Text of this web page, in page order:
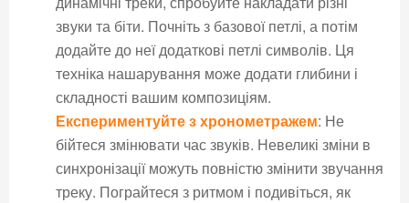
звуки та біти. Почніть з базової петлі, а потім
додайте до неї додаткові петлі символів. Ця
техніка нашарування може додати глибини і
складності вашим композиціям.
Експериментуйте з хронометражем: Не
бійтеся змінювати час звуків. Невеликі зміни в
синхронізації можуть повністю змінити звучання
треку. Пограйтеся з ритмом і подивіться, як